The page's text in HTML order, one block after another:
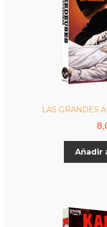
LAS GRANDES
Añadir